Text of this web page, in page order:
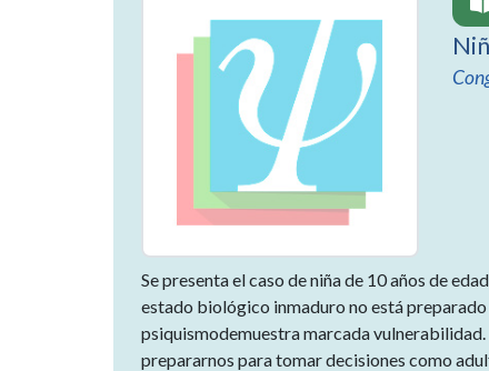
Se presenta el caso de niña de 10 años de
estado biológico inmaduro no está
psiquismodemuestra marcada
prepararnos para tomar decisiones como